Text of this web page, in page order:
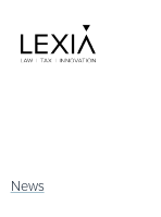
News